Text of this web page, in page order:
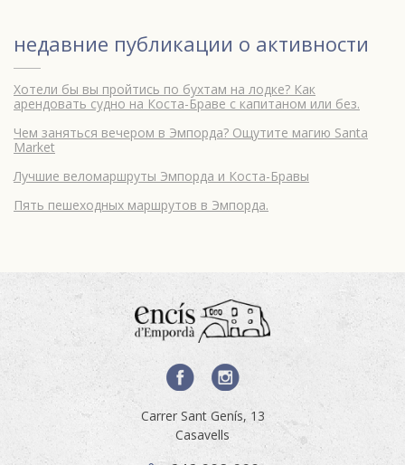
недавние публикации о активности
Хотели бы вы пройтись по бухтам на лодке? Как
арендовать судно на Коста-Браве с капитаном или без.
Чем заняться вечером в Эмпорда? Ощутите магию Santa
Market
Лучшие веломаршруты Эмпорда и Коста-Бравы
Пять пешеходных маршрутов в Эмпорда.
Carrer Sant Genís, 13
Casavells